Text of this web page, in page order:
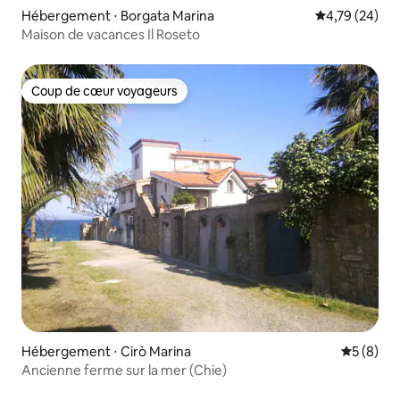
Hébergement ⋅ Borgata Marina Évaluation
4,79 (24)
Maison de vacances Il Roseto
Coup de cœur voyageurs
Coup de cœur voyageurs
Hébergement ⋅ Cirò Marina
5 (8)
Ancienne ferme sur la mer (Chie)